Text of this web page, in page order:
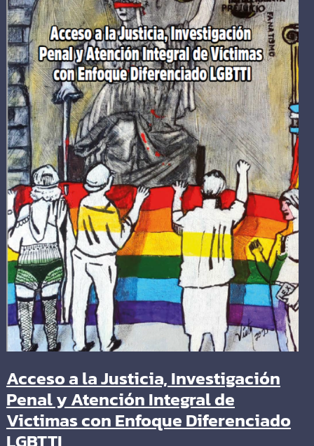
Acceso a la Justicia, Investigación
Penal y Atención Integral de
Victimas con Enfoque Diferenciado